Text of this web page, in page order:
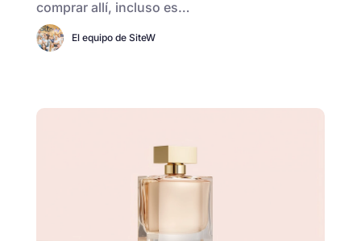
comprar allí, incluso es…
El equipo de SiteW